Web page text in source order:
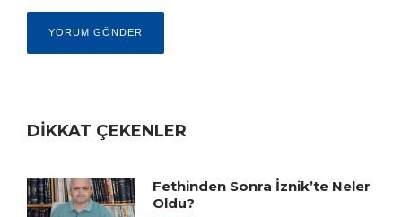
DİKKAT ÇEKENLER
Fethinden Sonra İznik’te Neler
Oldu?